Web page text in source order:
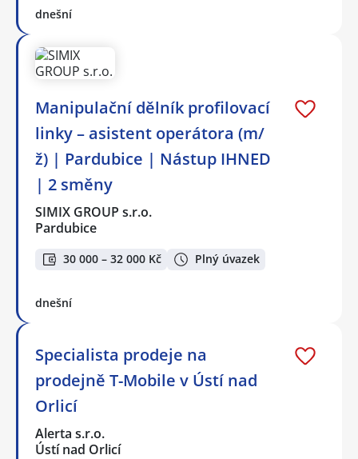
dnešní
Manipulační dělník profilovací
linky – asistent operátora (m/
ž) | Pardubice | Nástup IHNED
| 2 směny
SIMIX GROUP s.r.o.
Pardubice
30 000 – 32 000 Kč Plný úvazek
dnešní
Specialista prodeje na
prodejně T-Mobile v Ústí nad
Orlicí
Alerta s.r.o.
Ústí nad Orlicí